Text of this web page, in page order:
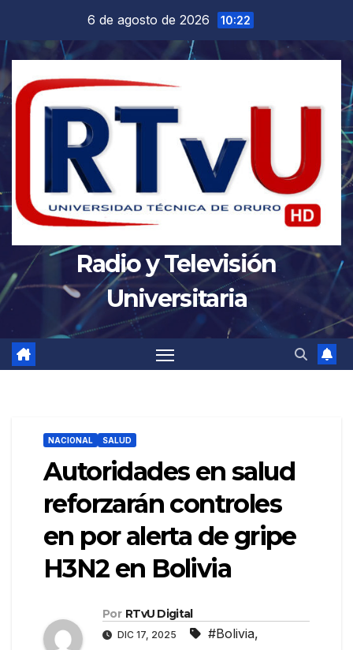
contenido
6 de agosto de 2026 10:22
Radio y Televisión
Universitaria
NACIONAL SALUD
Autoridades en salud
reforzarán controles
en por alerta de gripe
H3N2 en Bolivia
Por RTvU Digital
DIC 17, 2025 #Bolivia,